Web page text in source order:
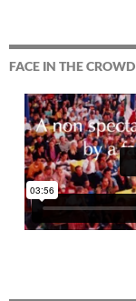
FACE IN THE CROWD